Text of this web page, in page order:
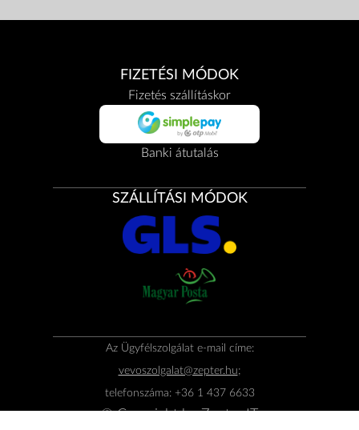
FIZETÉSI MÓDOK
Fizetés szállításkor
Banki átutalás
SZÁLLÍTÁSI MÓDOK
Az Ügyfélszolgálat e-mail címe:
vevoszolgalat@zepter.hu;
telefonszáma: +36 1 437 6633
© Copyright byZepter IT